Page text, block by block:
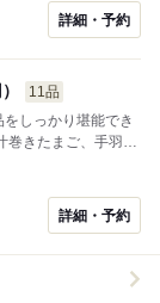
円・1980円の3種
ていただくことが可
詳細・予約
11品
しっかり堪能でき
海老ガーリックバ
した焼そばなど11
ことが可能です。当
詳細・予約